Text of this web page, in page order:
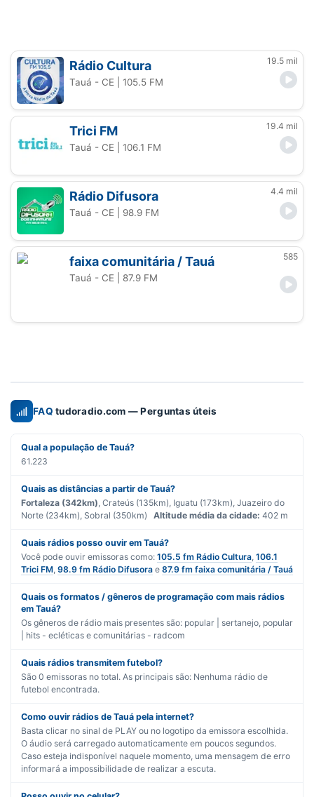
Rádio Cultura 19.5 mil
Tauá - CE | 105.5 FM
Trici FM 19.4 mil
Tauá - CE | 106.1 FM
Rádio Difusora 4.4 mil
Tauá - CE | 98.9 FM
faixa comunitária / Tauá 585
Tauá - CE | 87.9 FM
FAQ tudoradio.com — Perguntas úteis
Qual a população de Tauá?
61.223
Quais as distâncias a partir de Tauá?
Fortaleza (342km), Crateús (135km), Iguatu (173km), Juazeiro do
Norte (234km), Sobral (350km) Altitude média da cidade: 402 m
Quais rádios posso ouvir em Tauá?
Você pode ouvir emissoras como: 105.5 fm Rádio Cultura, 106.1
Trici FM, 98.9 fm Rádio Difusora e 87.9 fm faixa comunitária / Tauá
Quais os formatos / gêneros de programação com mais rádios
em Tauá?
Os gêneros de rádio mais presentes são: popular | sertanejo, popular
| hits - ecléticas e comunitárias - radcom
Quais rádios transmitem futebol?
São 0 emissoras no total. As principais são: Nenhuma rádio de
futebol encontrada.
Como ouvir rádios de Tauá pela internet?
Basta clicar no sinal de PLAY ou no logotipo da emissora escolhida.
O áudio será carregado automaticamente em poucos segundos.
Caso esteja indisponível naquele momento, uma mensagem de erro
informará a impossibilidade de realizar a escuta.